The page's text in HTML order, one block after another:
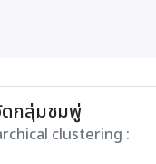
ผลไม้
ผลไม้
ดกลุ่มชมพู่
clustering :